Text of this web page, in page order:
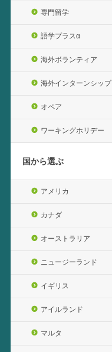
専門留学
語学プラスα
海外ボランティア
海外インターンシップ
オペア
ワーキングホリデー
国から選ぶ
アメリカ
カナダ
オーストラリア
ニュージーランド
イギリス
アイルランド
マルタ